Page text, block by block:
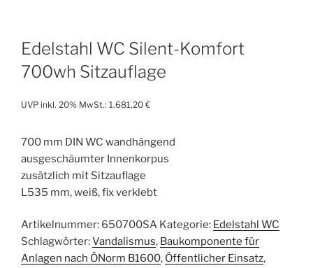
Edelstahl WC Silent-Komfort
700wh Sitzauflage
UVP inkl. 20% MwSt.: 1.681,20 €
700 mm DIN WC wandhängend
ausgeschäumter Innenkorpus
zusätzlich mit Sitzauflage
L535 mm, weiß, fix verklebt
Artikelnummer: 650700SA Kategorie: Edelstahl WC
Schlagwörter:Vandalismus, Baukomponente für
Anlagen nach ÖNorm B1600, Öffentlicher Einsatz,